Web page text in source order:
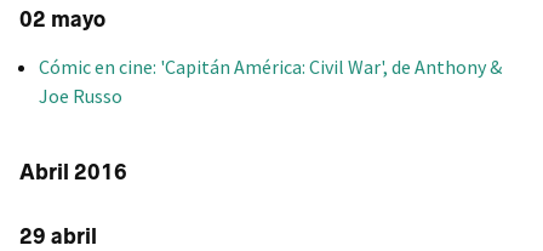
02 mayo
Cómic en cine: 'Capitán América: Civil War', de Anthony &
Joe Russo
Abril 2016
29 abril